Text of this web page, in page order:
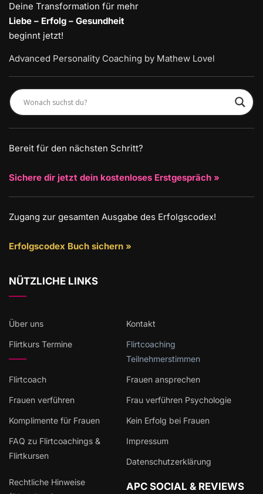
Deine Transformation für mehr
Liebe – Erfolg – Gesundheit
beginnt jetzt!
Advanced Personality Coaching by Mathew Lovel
Bereit für den nächsten Schritt?
Sichere dir jetzt dein kostenloses Erstgespräch »
Zugang zur gesamten Ausgabe des Erfolgscodex!
Erfolgscodex Buch sichern »
NÜTZLICHE LINKS
Über uns Kontakt
Flirtkurs Termine
Flirtcoaching
Teilnehmerstimmen
Flirtcoach Frauen ansprechen
Frauen verführen Frau verführen Psychologie
Komplimente für Frauen Kein Erfolg bei Frauen
FAQ zu Flirtcoachings &
Flirtkursen
Impressum
Datenschutzerklärung
Rechtliche Hinweise
APC SOCIAL & REVIEWS